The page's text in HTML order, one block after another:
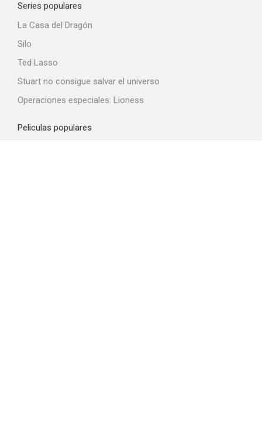
Series populares
La Casa del Dragón
Silo
Ted Lasso
Stuart no consigue salvar el universo
Operaciones especiales: Lioness
Peliculas populares